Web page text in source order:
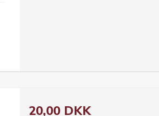
20,00 DKK